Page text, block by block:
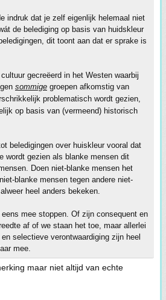
indruk dat je zelf eigenlijk helemaal niet
de belediging op basis van huidskleur
dit toont aan dat er sprake is
gecreëerd in het Westen waarbij
sommige groepen afkomstig van
problematisch wordt gezien,
op basis van (vermeend) historisch
beledigingen over huiskleur vooral dat
wordt gezien als blanke mensen dit
Doen niet-blanke mensen het
blanke mensen tegen andere niet-
heel anders bekeken.
mee stoppen. Of zijn consequent en
af of we staan het toe, maar allerlei
selectieve verontwaardiging zijn heel
mee.
maar niet altijd van echte